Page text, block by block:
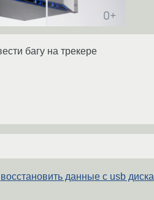
багу на трекере
восстановить данные с usb диска